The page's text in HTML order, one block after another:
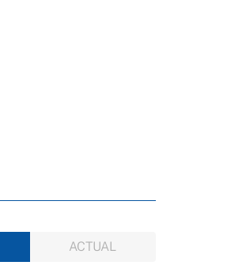
ACTUAL